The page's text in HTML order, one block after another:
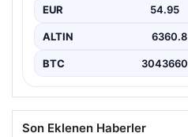
EUR 54.95
ALTIN 6360.8
BTC 3043660
Son Eklenen Haberler